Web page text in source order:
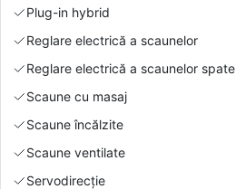
Plug-in hybrid
Reglare electrică a scaunelor
Reglare electrică a scaunelor spate
Scaune cu masaj
Scaune încălzite
Scaune ventilate
Servodirecție